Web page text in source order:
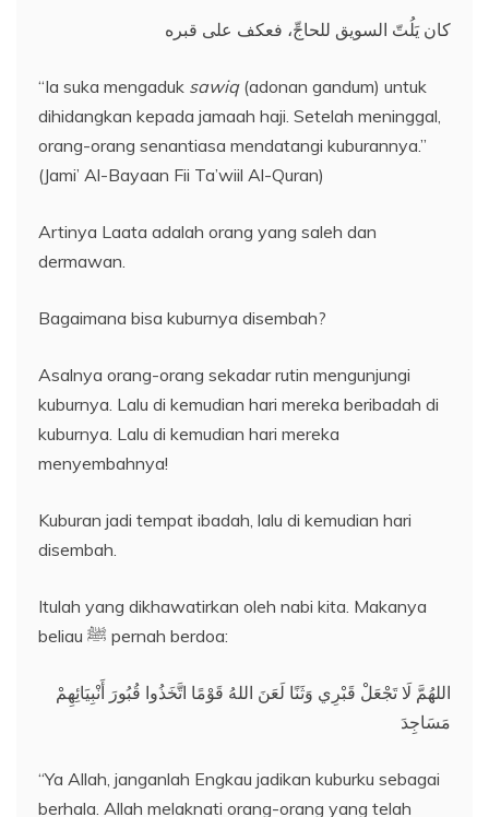
كان يَلُتّ السويق للحاجِّ، فعكف على قبره
“Ia suka mengaduk sawiq(adonan gandum) untuk
dihidangkan kepada jamaah haji. Setelah meninggal,
orang-orang senantiasa mendatangi kuburannya.”
(Jami’ Al-Bayaan Fii Ta’wiil Al-Quran)
Artinya Laata adalah orang yang saleh dan
dermawan.
Bagaimana bisa kuburnya disembah?
Asalnya orang-orang sekadar rutin mengunjungi
kuburnya. Lalu di kemudian hari mereka beribadah di
kuburnya. Lalu di kemudian hari mereka
menyembahnya!
Kuburan jadi tempat ibadah, lalu di kemudian hari
disembah.
Itulah yang dikhawatirkan oleh nabi kita. Makanya
beliau ﷺ pernah berdoa:
اللهُمَّ لَا تَجْعَلْ قَبْرِي وَثَنًا لَعَنَ اللهُ قَوْمًا اتَّخَذُوا قُبُورَ أَنْبِيَائِهِمْ
مَسَاجِدَ
“Ya Allah, janganlah Engkau jadikan kuburku sebagai
berhala. Allah melaknati orang-orang yang telah